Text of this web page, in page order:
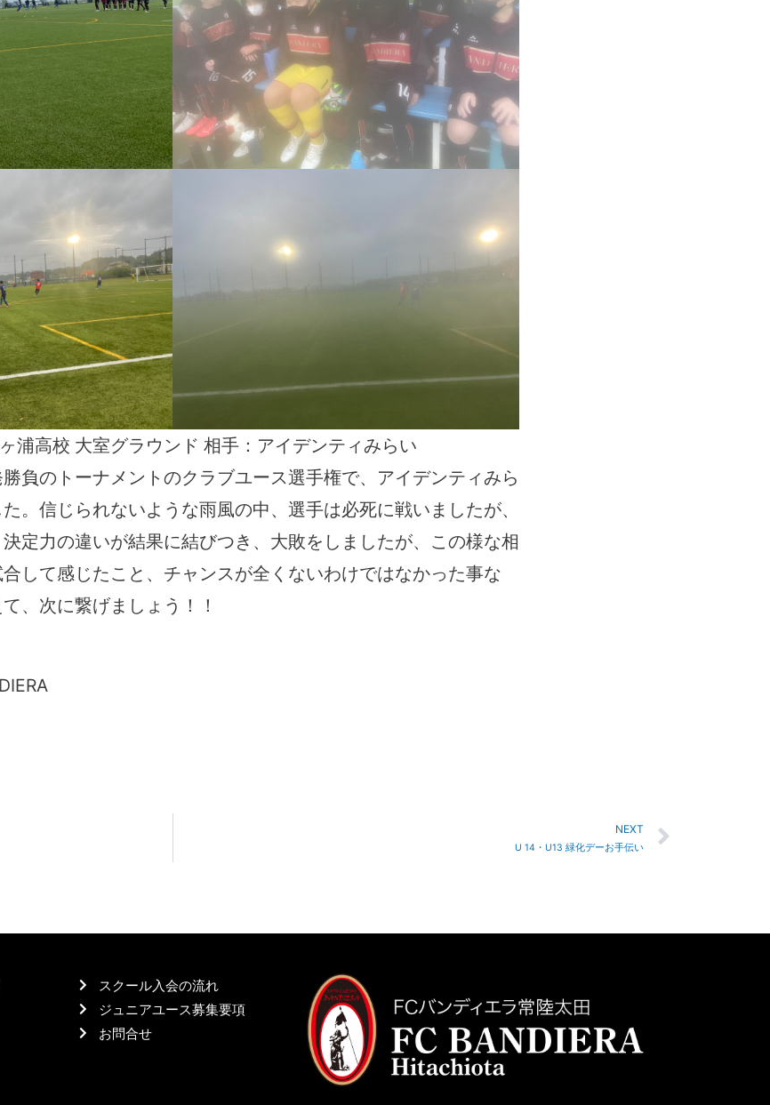
浦高校 大室グラウンド 相手：アイデンティみらい
負のトーナメントのクラブユース選手権で、アイデンティみら
。信じられないような雨風の中、選手は必死に戦いましたが、
定力の違いが結果に結びつき、大敗をしましたが、この様な相
して感じたこと、チャンスが全くないわけではなかった事な
、次に繋げましょう！！
NEXT
U 14・U13 緑化デーお手伝い
スクール入会の流れ
ジュニアユース募集要項
お問合せ